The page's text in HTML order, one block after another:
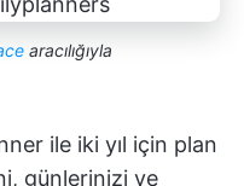
aracılığıyla
ile iki yıl için plan
günlerinizi ve